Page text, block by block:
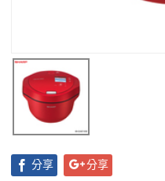
分享 分享